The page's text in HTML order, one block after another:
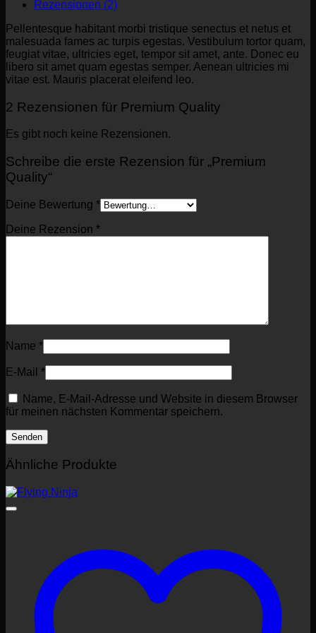
Rezensionen (2)
Pellentesque habitant morbi tristique senectus et netus et
malesuada fames ac turpis egestas. Vestibulum tortor quam,
feugiat vitae, ultricies eget, tempor sit amet, ante. Donec eu
libero sit amet quam egestas semper. Aenean ultricies mi
vitae est. Mauris placerat eleifend leo.
2 Rezensionen für Premium Quality
Es gibt noch keine Rezensionen.
Schreibe die erste Rezension für „Premium
Quality“
Deine Bewertung *
Deine Rezension *
Name *
E-Mail *
Name, E-Mail-Adresse und Website in diesem Browser
für meinen nächsten Kommentar speichern.
Ähnliche Produkte